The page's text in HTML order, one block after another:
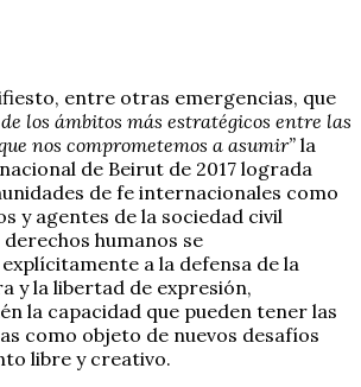
entre otras emergencias, que
los ámbitos más estratégicos entre las
nos comprometemos a asumir” la
de Beirut de 2017 lograda
de fe internacionales como
y agentes de la sociedad civil
humanos se
a la defensa de la
y la libertad de expresión,
la capacidad que pueden tener las
como objeto de nuevos desafíos
libre y creativo.